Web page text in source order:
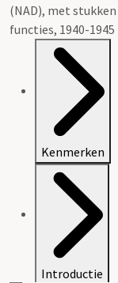
(NAD), met
functies, 1940-1945
Kenmerken
Introductie